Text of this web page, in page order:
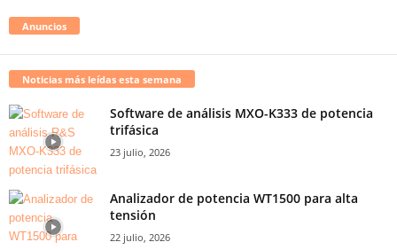
Anuncios
Noticias más leídas esta semana
Software de análisis MXO-K333 de potencia
trifásica
23 julio, 2026
Analizador de potencia WT1500 para alta
tensión
22 julio, 2026